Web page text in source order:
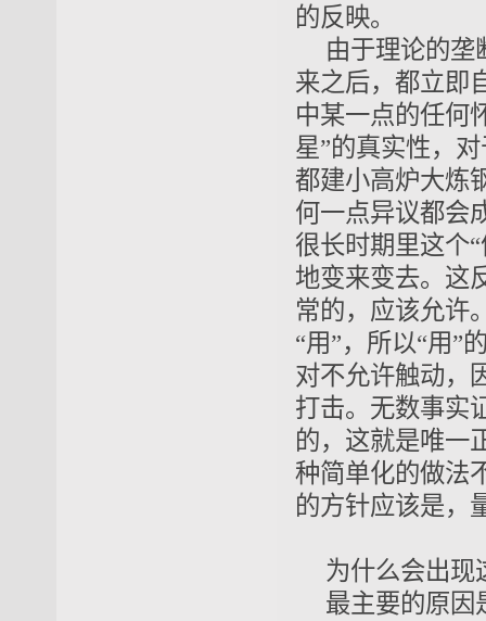
的反映。
由于理论的垄
来之后，都立即
中某一点的任何
星”的真实性，
都建小高炉大炼
何一点异议都会
很长时期里这个
地变来变去。这
常的， 应该允许
“用”，所以“用”
对不允许触动，
打击。无数事实
的，这就是唯一
种简单化的做法
的方针应该是，
为什么会出现
最主要的原因